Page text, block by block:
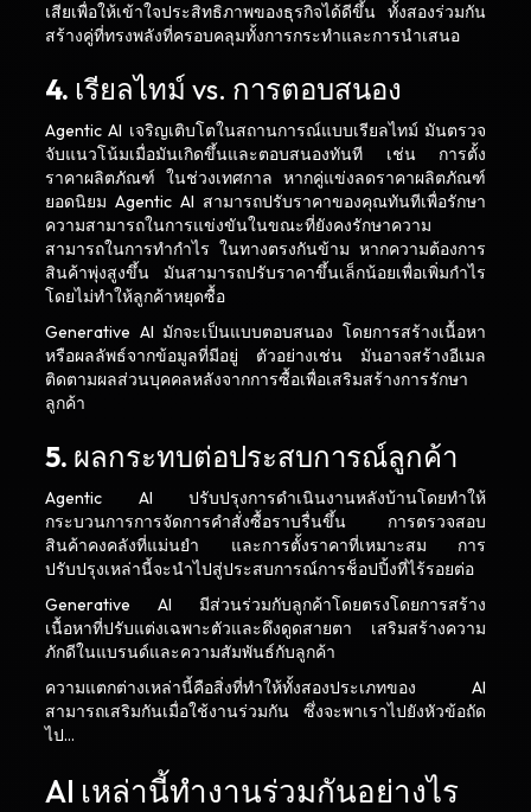
เสียเพื่อให้เข้าใจประสิทธิภาพของธุรกิจได้ดีขึ้น ทั้งสองร่วมกัน
สร้างคู่ที่ทรงพลังที่ครอบคลุมทั้งการกระทำและการนำเสนอ
4. เรียลไทม์ vs. การตอบสนอง
Agentic AI เจริญเติบโตในสถานการณ์แบบเรียลไทม์ มันตรวจ
จับแนวโน้มเมื่อมันเกิดขึ้นและตอบสนองทันที เช่น การตั้ง
ราคาผลิตภัณฑ์ ในช่วงเทศกาล หากคู่แข่งลดราคาผลิตภัณฑ์
ยอดนิยม Agentic AI สามารถปรับราคาของคุณทันทีเพื่อรักษา
ความสามารถในการแข่งขันในขณะที่ยังคงรักษาความ
สามารถในการทำกำไร ในทางตรงกันข้าม หากความต้องการ
สินค้าพุ่งสูงขึ้น มันสามารถปรับราคาขึ้นเล็กน้อยเพื่อเพิ่มกำไร
โดยไม่ทำให้ลูกค้าหยุดซื้อ
Generative AI มักจะเป็นแบบตอบสนอง โดยการสร้างเนื้อหา
หรือผลลัพธ์จากข้อมูลที่มีอยู่ ตัวอย่างเช่น มันอาจสร้างอีเมล
ติดตามผลส่วนบุคคลหลังจากการซื้อเพื่อเสริมสร้างการรักษา
ลูกค้า
5. ผลกระทบต่อประสบการณ์ลูกค้า
Agentic AI ปรับปรุงการดำเนินงานหลังบ้านโดยทำให้
กระบวนการการจัดการคำสั่งซื้อราบรื่นขึ้น การตรวจสอบ
สินค้าคงคลังที่แม่นยำ และการตั้งราคาที่เหมาะสม การ
ปรับปรุงเหล่านี้จะนำไปสู่ประสบการณ์การช็อปปิ้งที่ไร้รอยต่อ
Generative AI มีส่วนร่วมกับลูกค้าโดยตรงโดยการสร้าง
เนื้อหาที่ปรับแต่งเฉพาะตัวและดึงดูดสายตา เสริมสร้างความ
ภักดีในแบรนด์และความสัมพันธ์กับลูกค้า
ความแตกต่างเหล่านี้คือสิ่งที่ทำให้ทั้งสองประเภทของ AI
สามารถเสริมกันเมื่อใช้งานร่วมกัน ซึ่งจะพาเราไปยังหัวข้อถัด
ไป…
AI เหล่านี้ทำงานร่วมกันอย่างไร